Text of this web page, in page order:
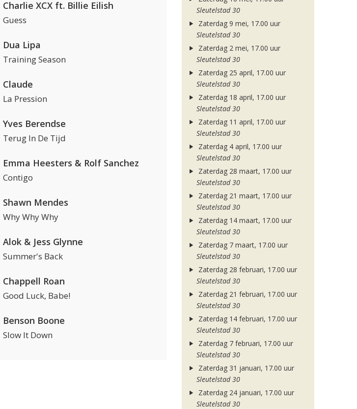
Charlie XCX ft. Billie Eilish
Guess
Dua Lipa
Training Season
Claude
La Pression
Yves Berendse
Terug In De Tijd
Emma Heesters & Rolf Sanchez
Contigo
Shawn Mendes
Why Why Why
Alok & Jess Glynne
Summer's Back
Chappell Roan
Good Luck, Babe!
Benson Boone
Slow It Down
Sleutelstad 30
Zaterdag 9 mei, 17.00 uur
Sleutelstad 30
Zaterdag 2 mei, 17.00 uur
Sleutelstad 30
Zaterdag 25 april, 17.00 uur
Sleutelstad 30
Zaterdag 18 april, 17.00 uur
Sleutelstad 30
Zaterdag 11 april, 17.00 uur
Sleutelstad 30
Zaterdag 4 april, 17.00 uur
Sleutelstad 30
Zaterdag 28 maart, 17.00 uur
Sleutelstad 30
Zaterdag 21 maart, 17.00 uur
Sleutelstad 30
Zaterdag 14 maart, 17.00 uur
Sleutelstad 30
Zaterdag 7 maart, 17.00 uur
Sleutelstad 30
Zaterdag 28 februari, 17.00 uur
Sleutelstad 30
Zaterdag 21 februari, 17.00 uur
Sleutelstad 30
Zaterdag 14 februari, 17.00 uur
Sleutelstad 30
Zaterdag 7 februari, 17.00 uur
Sleutelstad 30
Zaterdag 31 januari, 17.00 uur
Sleutelstad 30
Zaterdag 24 januari, 17.00 uur
Sleutelstad 30